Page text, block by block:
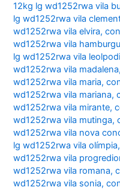
12kg lg wd1252rwa vila
lg wd1252rwa vila
wd1252rwa vila elvira,
wd1252rwa vila
lg wd1252rwa vila
wd1252rwa vila madalena
wd1252rwa vila maria,
wd1252rwa vila mariana,
wd1252rwa vila mirante,
wd1252rwa vila mutinga,
wd1252rwa vila nova
lg wd1252rwa vila olímpia
wd1252rwa vila
wd1252rwa vila romana,
wd1252rwa vila sonia,